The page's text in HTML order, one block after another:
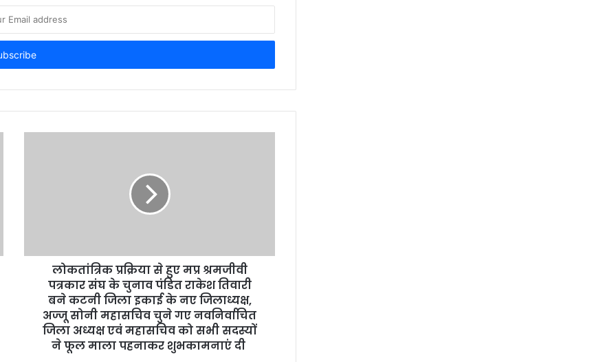
लोकतांत्रिक प्रक्रिया से हुए मप्र श्रमजीवी
पत्रकार संघ के चुनाव पंडित राकेश तिवारी
बने कटनी जिला इकाई के नए जिलाध्यक्ष,
अज्जू सोनी महासचिव चुने गए नवनिर्वाचित
जिला अध्यक्ष एवं महासचिव को सभी सदस्यों
ने फूल माला पहनाकर शुभकामनाएं दी